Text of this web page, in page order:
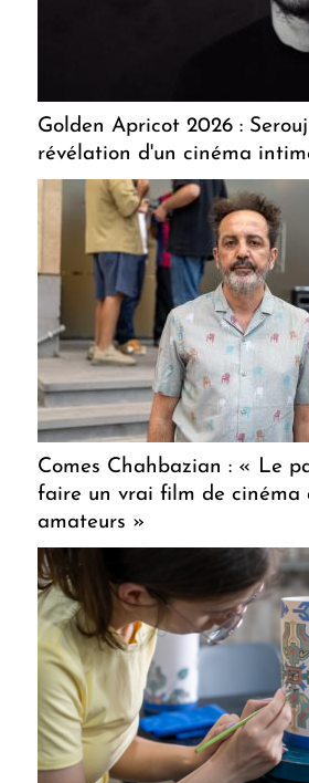
Golden Apricot 2026 :
révélation d'un cinéma
Comes Chahbazian : « Le
faire un vrai film de cinéma
amateurs »